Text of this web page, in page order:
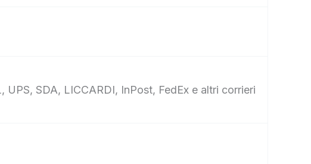
SDA, LICCARDI, InPost, FedEx e altri corrieri